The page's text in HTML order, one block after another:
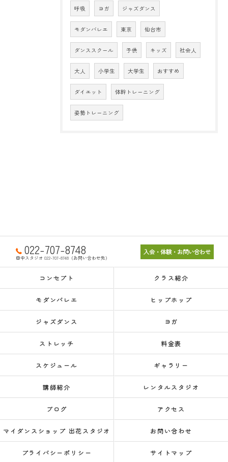
呼吸 ヨガ ジャズダンス
モダンバレエ 東京 仙台市
ダンススクール 子供 キッズ 社会人
大人 小学生 大学生 おすすめ
ダイエット 体幹トレーニング
姿勢トレーニング
022-707-8748
田中スタジオ 022-707-8748（お問い合わせ先）
入会・体験・お問い合わせ
コンセプト クラス紹介
モダンバレエ ヒップホップ
ジャズダンス ヨガ
ストレッチ 料金表
スケジュール ギャラリー
講師紹介 レンタルスタジオ
ブログ アクセス
マイダンスショップ 出花スタジオ お問い合わせ
プライバシーポリシー サイトマップ